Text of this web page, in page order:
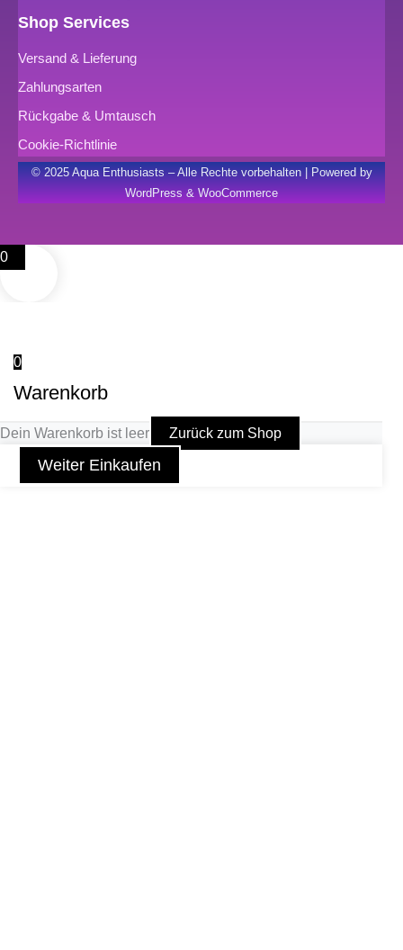
Shop Services
Versand & Lieferung
Zahlungsarten
Rückgabe & Umtausch
Cookie-Richtlinie
© 2025 Aqua Enthusiasts – Alle Rechte vorbehalten | Powered by
WordPress & WooCommerce
0
0
Warenkorb
Dein Warenkorb ist leer Zurück zum Shop
Weiter Einkaufen